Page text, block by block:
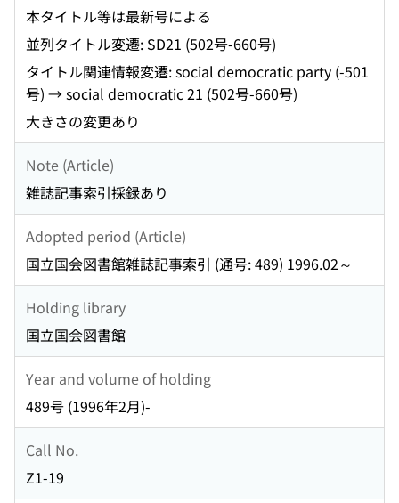
本タイトル等は最新号による
並列タイトル変遷: SD21 (502号-660号)
タイトル関連情報変遷: social democratic party (-501
号) → social democratic 21 (502号-660号)
大きさの変更あり
Note (Article)
雑誌記事索引採録あり
Adopted period (Article)
国立国会図書館雑誌記事索引 (通号: 489) 1996.02～
Holding library
国立国会図書館
Year and volume of holding
489号 (1996年2月)-
Call No.
Z1-19